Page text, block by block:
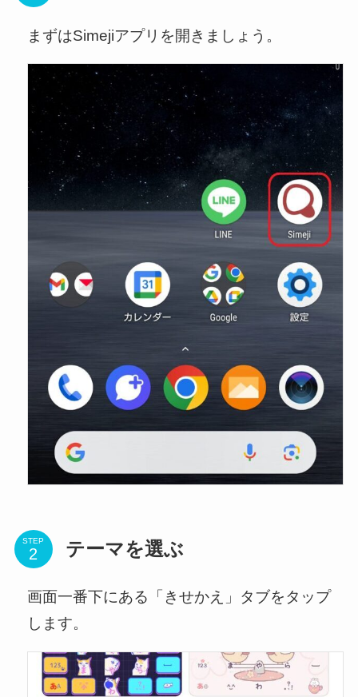
まずはSimejiアプリを開きましょう。
STEP テーマを選ぶ
画面一番下にある「きせかえ」タブをタップ
します。